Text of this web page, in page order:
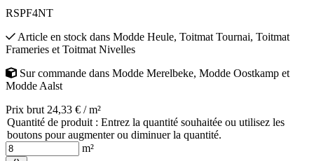
RSPF4NT
Article en stock dans Modde Heule, Toitmat Tournai, Toitmat
Frameries et Toitmat Nivelles
Sur commande dans Modde Merelbeke, Modde Oostkamp et
Modde Aalst
Prix brut 24,33 € / m²
Quantité de produit : Entrez la quantité souhaitée ou utilisez les
boutons pour augmenter ou diminuer la quantité.
m²